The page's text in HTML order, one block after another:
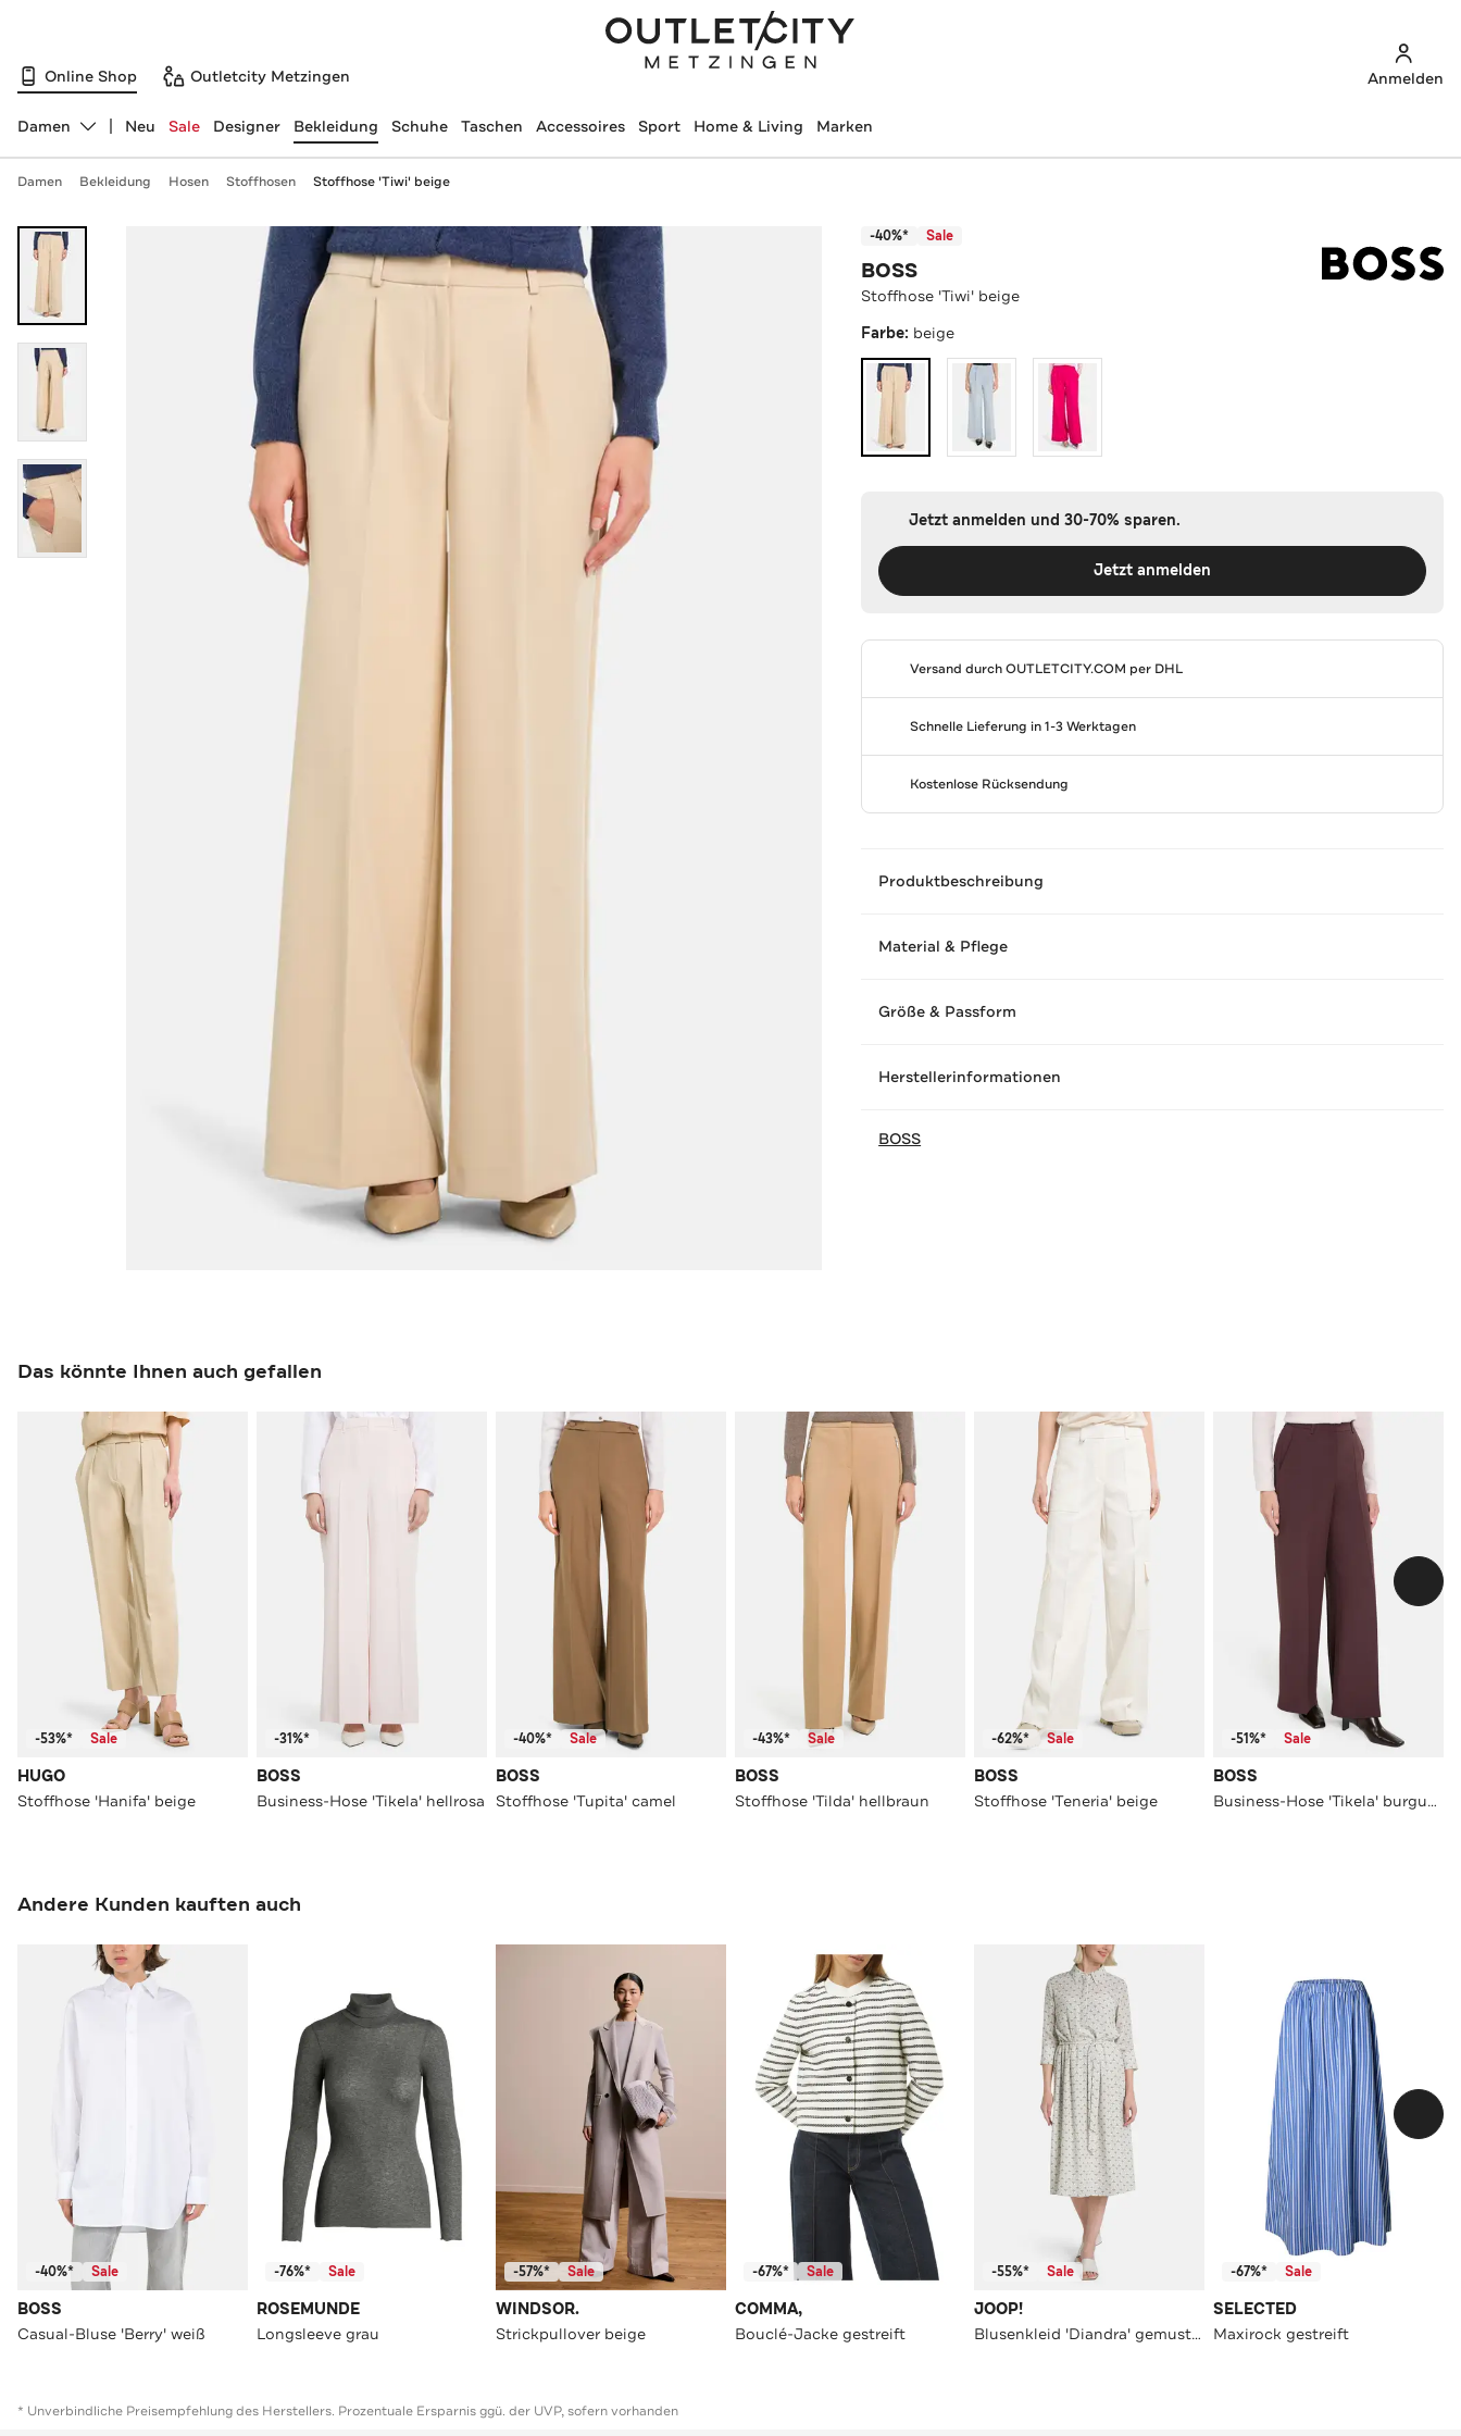
Online Shop Outletcity Metzingen Anmelden
Abteilung ändern, ausgewählt:
Damen Neu Sale Designer Bekleidung Schuhe Taschen Accessoires Sport Home & Living Marken
Damen Bekleidung Hosen Stoffhosen Stoffhose 'Tiwi' beige
-40%* Sale
BOSS
Stoffhose 'Tiwi' beige
Farbe: beige
Jetzt anmelden und 30-70% sparen.
Jetzt anmelden
Versand durchOUTLETCITY.COM per DHL
Schnelle Lieferung in 1-3 Werktagen
Kostenlose Rücksendung
Produktbeschreibung
Material & Pflege
Größe & Passform
Herstellerinformationen
BOSS
Das könnte Ihnen auch gefallen
-53%* Sale
HUGO
Stoffhose 'Hanifa' beige
-31%*
BOSS
Business-Hose 'Tikela' hellrosa
-40%* Sale
BOSS
Stoffhose 'Tupita' camel
-43%* Sale
BOSS
Stoffhose 'Tilda' hellbraun
-62%* Sale
BOSS
Stoffhose 'Teneria' beige
-51%* Sale
BOSS
Business-Hose 'Tikela' burgunder
Andere Kunden kauften auch
-40%* Sale
BOSS
Casual-Bluse 'Berry' weiß
-76%* Sale
ROSEMUNDE
Longsleeve grau
-57%* Sale
WINDSOR.
Strickpullover beige
-67%* Sale
COMMA,
Bouclé-Jacke gestreift
-55%* Sale
JOOP!
Blusenkleid 'Diandra' gemustert
-67%* Sale
SELECTED
Maxirock gestreift
* Unverbindliche Preisempfehlung des Herstellers. Prozentuale Ersparnis ggü. der UVP, sofern vorhanden